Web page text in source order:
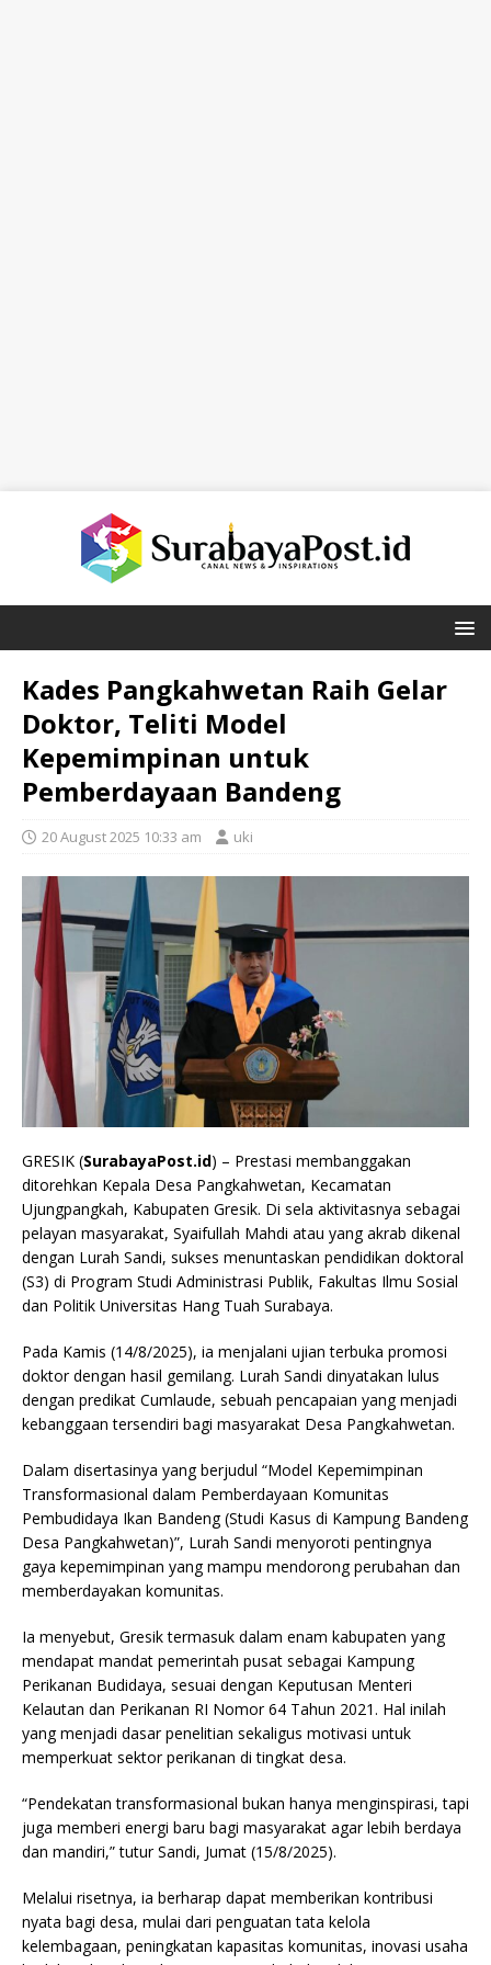
Kades Pangkahwetan Raih Gelar
Doktor, Teliti Model
Kepemimpinan untuk
Pemberdayaan Bandeng
20 August 2025 10:33 am uki
GRESIK (SurabayaPost.id) – Prestasi membanggakan
ditorehkan Kepala Desa Pangkahwetan, Kecamatan
Ujungpangkah, Kabupaten Gresik. Di sela aktivitasnya sebagai
pelayan masyarakat, Syaifullah Mahdi atau yang akrab dikenal
dengan Lurah Sandi, sukses menuntaskan pendidikan doktoral
(S3) di Program Studi Administrasi Publik, Fakultas Ilmu Sosial
dan Politik Universitas Hang Tuah Surabaya.
Pada Kamis (14/8/2025), ia menjalani ujian terbuka promosi
doktor dengan hasil gemilang. Lurah Sandi dinyatakan lulus
dengan predikat Cumlaude, sebuah pencapaian yang menjadi
kebanggaan tersendiri bagi masyarakat Desa Pangkahwetan.
Dalam disertasinya yang berjudul “Model Kepemimpinan
Transformasional dalam Pemberdayaan Komunitas
Pembudidaya Ikan Bandeng (Studi Kasus di Kampung Bandeng
Desa Pangkahwetan)”, Lurah Sandi menyoroti pentingnya
gaya kepemimpinan yang mampu mendorong perubahan dan
memberdayakan komunitas.
Ia menyebut, Gresik termasuk dalam enam kabupaten yang
mendapat mandat pemerintah pusat sebagai Kampung
Perikanan Budidaya, sesuai dengan Keputusan Menteri
Kelautan dan Perikanan RI Nomor 64 Tahun 2021. Hal inilah
yang menjadi dasar penelitian sekaligus motivasi untuk
memperkuat sektor perikanan di tingkat desa.
“Pendekatan transformasional bukan hanya menginspirasi, tapi
juga memberi energi baru bagi masyarakat agar lebih berdaya
dan mandiri,” tutur Sandi, Jumat (15/8/2025).
Melalui risetnya, ia berharap dapat memberikan kontribusi
nyata bagi desa, mulai dari penguatan tata kelola
kelembagaan, peningkatan kapasitas komunitas, inovasi usaha